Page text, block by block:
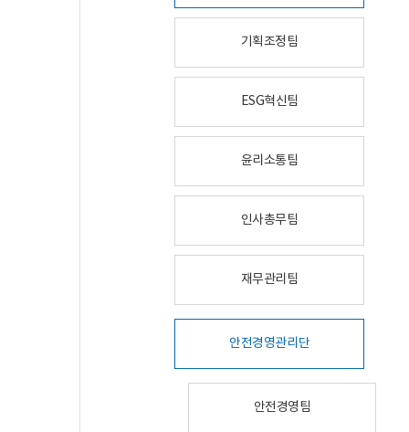
기획조정팀
ESG혁신팀
윤리소통팀
인사총무팀
재무관리팀
안전경영관리단
안전경영팀